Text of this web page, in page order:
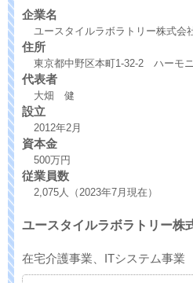
企業名
ユースタイルラボラトリー株式会
住所
東京都中野区本町1-32-2 ハーモ
代表者
大畑 健
設立
2012年2月
資本金
500万円
従業員数
2,075人（2023年7月現在）
ユースタイルラボラトリー株
在宅介護事業、ITシステム事業